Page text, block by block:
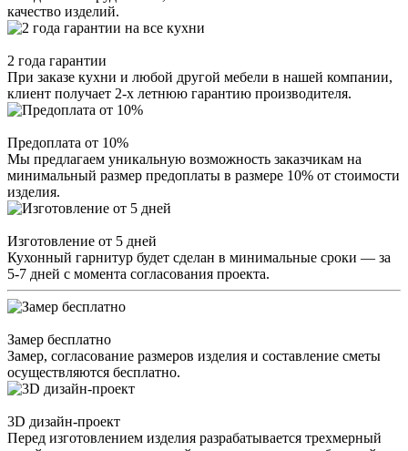
качество изделий.
2 года гарантии
При заказе кухни и любой другой мебели в нашей компании,
клиент получает 2-х летнюю гарантию производителя.
Предоплата от 10%
Мы предлагаем уникальную возможность заказчикам на
минимальный размер предоплаты в размере 10% от стоимости
изделия.
Изготовление от 5 дней
Кухонный гарнитур будет сделан в минимальные сроки — за
5-7 дней с момента согласования проекта.
Замер бесплатно
Замер, согласование размеров изделия и составление сметы
осуществляются бесплатно.
3D дизайн-проект
Перед изготовлением изделия разрабатывается трехмерный